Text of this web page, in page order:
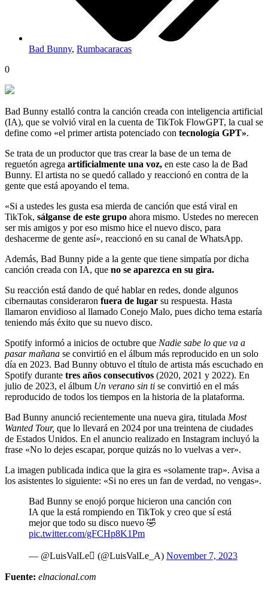
Bad Bunny, Rumbacaracas
0
Bad Bunny estalló contra la canción creada con inteligencia artificial
(IA), que se volvió viral en la cuenta de TikTok FlowGPT, la cual se
define como «el primer artista potenciado con tecnología GPT».
Se trata de un productor que tras crear la base de un tema de
reguetón agrega artificialmente una voz, en este caso la de Bad
Bunny. El artista no se quedó callado y reaccionó en contra de la
gente que está apoyando el tema.
«Si a ustedes les gusta esa mierda de canción que está viral en
TikTok, sálganse de este grupo ahora mismo. Ustedes no merecen
ser mis amigos y por eso mismo hice el nuevo disco, para
deshacerme de gente así», reaccionó en su canal de WhatsApp.
Además, Bad Bunny pide a la gente que tiene simpatía por dicha
canción creada con IA, que no se aparezca en su gira.
Su reacción está dando de qué hablar en redes, donde algunos
cibernautas consideraron fuera de lugar su respuesta. Hasta
llamaron envidioso al llamado Conejo Malo, pues dicho tema estaría
teniendo más éxito que su nuevo disco.
Spotify informó a inicios de octubre que Nadie sabe lo que va a
pasar mañana se convirtió en el álbum más reproducido en un solo
día en 2023. Bad Bunny obtuvo el título de artista más escuchado en
Spotify durante tres años consecutivos (2020, 2021 y 2022). En
julio de 2023, el álbum Un verano sin ti se convirtió en el más
reproducido de todos los tiempos en la historia de la plataforma.
Bad Bunny anunció recientemente una nueva gira, titulada Most
Wanted Tour, que lo llevará en 2024 por una treintena de ciudades
de Estados Unidos. En el anuncio realizado en Instagram incluyó la
frase «No lo dejes escapar, porque quizás no lo vuelvas a ver».
La imagen publicada indica que la gira es «solamente trap». Avisa a
los asistentes lo siguiente: «Si no eres un fan de verdad, no vengas».
Bad Bunny se enojó porque hicieron una canción con
IA que la está rompiendo en TikTok y creo que sí está
mejor que todo su disco nuevo 🤣
pic.twitter.com/gFCHp8K1Pm
— @LuisValLe (@LuisValLe_A) November 7, 2023
Fuente: elnacional.com